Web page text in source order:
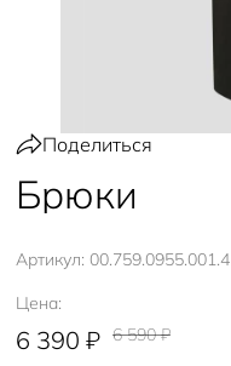
Поделиться
Брюки
Артикул: 00.759.0955.001.4
Цена:
6 390 ₽ 6 590 ₽